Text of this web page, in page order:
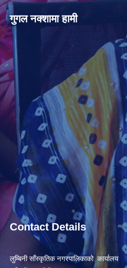
गुगल नक्शामा हामी
Contact Details
लुम्बिनी साँस्कृतिक नगरपालिकाको कार्यालय